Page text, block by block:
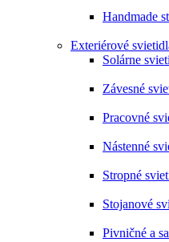
Handmade
Exteriérové
Solárne
Závesné
Pracovné
Nástenné
Stropné
Stojanové
Pivničné a